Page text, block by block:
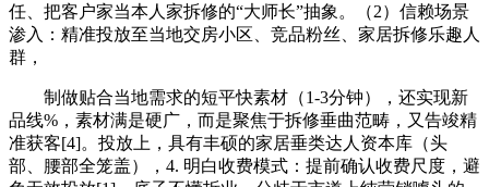
任、把客户家当本人家拆修的“大师长”抽象。（2）信赖场景
渗入：精准投放至当地交房小区、竞品粉丝、家居拆修乐趣人
群，
制做贴合当地需求的短平快素材（1-3分钟），还实现新
品线%，素材满是硬广，而是聚焦于拆修垂曲范畴，又告竣精
准获客[4]。投放上，具有丰硕的家居垂类达人资本库（头
部、腰部全笼盖），4. 明白收费模式：提前确认收费尺度，避